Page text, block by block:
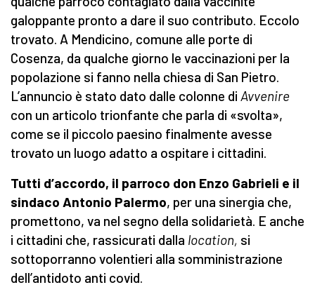
galoppante pronto a dare il suo contributo. Eccolo
trovato. A Mendicino, comune alle porte di
Cosenza, da qualche giorno le vaccinazioni per la
popolazione si fanno nella chiesa di San Pietro.
L’annuncio è stato dato dalle colonne di Avvenire
con un articolo trionfante che parla di «svolta»,
come se il piccolo paesino finalmente avesse
trovato un luogo adatto a ospitare i cittadini.
Tutti d’accordo, il parroco don Enzo Gabrieli e il
sindaco Antonio Palermo, per una sinergia che,
promettono, va nel segno della solidarietà. E anche
i cittadini che, rassicurati dalla location, si
sottoporranno volentieri alla somministrazione
dell’antidoto anti covid.